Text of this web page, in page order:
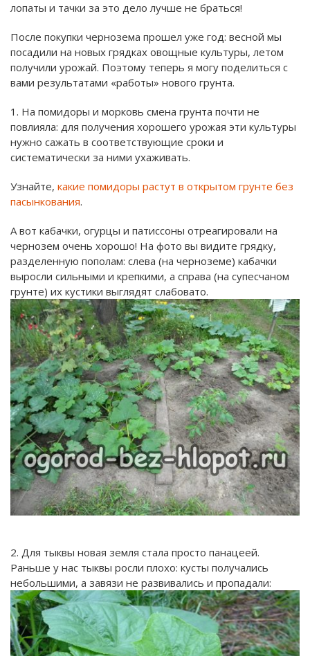
лопаты и тачки за это дело лучше не браться!
После покупки чернозема прошел уже год: весной мы
посадили на новых грядках овощные культуры, летом
получили урожай. Поэтому теперь я могу поделиться с
вами результатами «работы» нового грунта.
1. На помидоры и морковь смена грунта почти не
повлияла: для получения хорошего урожая эти культуры
нужно сажать в соответствующие сроки и
систематически за ними ухаживать.
Узнайте, какие помидоры растут в открытом грунте без
пасынкования.
А вот кабачки, огурцы и патиссоны отреагировали на
чернозем очень хорошо! На фото вы видите грядку,
разделенную пополам: слева (на черноземе) кабачки
выросли сильными и крепкими, а справа (на супесчаном
грунте) их кустики выглядят слабовато.
2. Для тыквы новая земля стала просто панацеей.
Раньше у нас тыквы росли плохо: кусты получались
небольшими, а завязи не развивались и пропадали: